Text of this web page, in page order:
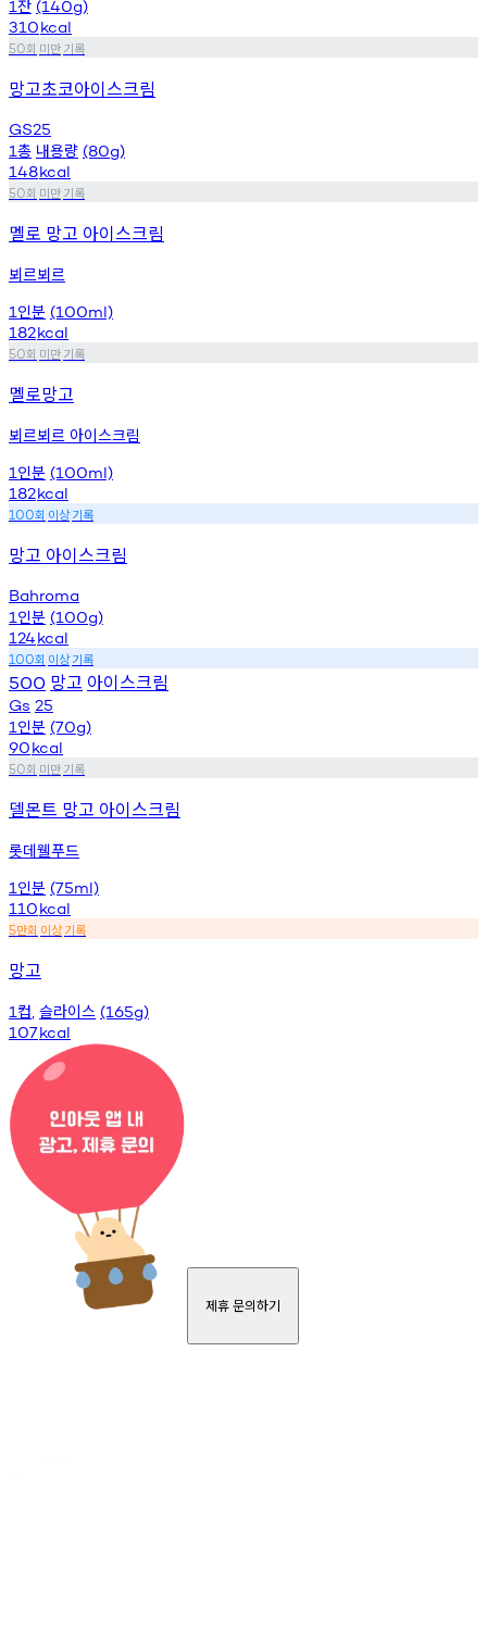
1잔 (140g)
310kcal
50회 미만기록
망고초코아이스크림
GS25
1총 내용량 (80g)
148kcal
50회 미만기록
멜로 망고 아이스크림
뵈르뵈르
1 인분 (100ml)
182kcal
50회 미만기록
멜로망고
뵈르뵈르 아이스크림
1 인분 (100ml)
182kcal
100회 이상기록
망고 아이스크림
Bahroma
1 인분 (100g)
124kcal
100회 이상기록
500 망고 아이스크림
Gs 25
1 인분 (70g)
90kcal
50회 미만기록
델몬트 망고 아이스크림
롯데웰푸드
1 인분 (75ml)
110kcal
5만회 이상기록
망고
1 컵 슬라이스 (165g)
107kcal
제휴 문의하기